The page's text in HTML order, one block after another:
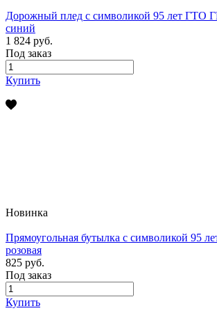
Дорожный плед с символикой 95 лет ГТО
синий
1 824 руб.
Под заказ
Купить
Новинка
Прямоугольная бутылка с символикой 95
розовая
825 руб.
Под заказ
Купить